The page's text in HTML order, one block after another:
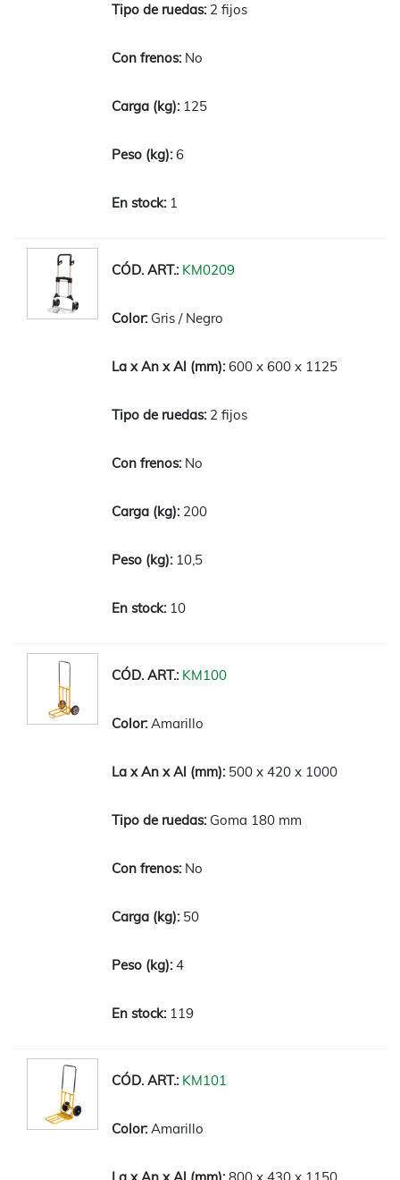
2 fijos
No
125
6
1
KM0209
Gris / Negro
600 x 600 x 1125
2 fijos
No
200
10,5
10
KM100
Amarillo
500 x 420 x 1000
Goma 180 mm
No
50
4
119
KM101
Amarillo